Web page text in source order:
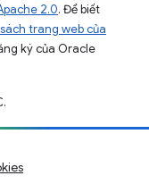
2.0. Để biết
trang web của
ký của Oracle